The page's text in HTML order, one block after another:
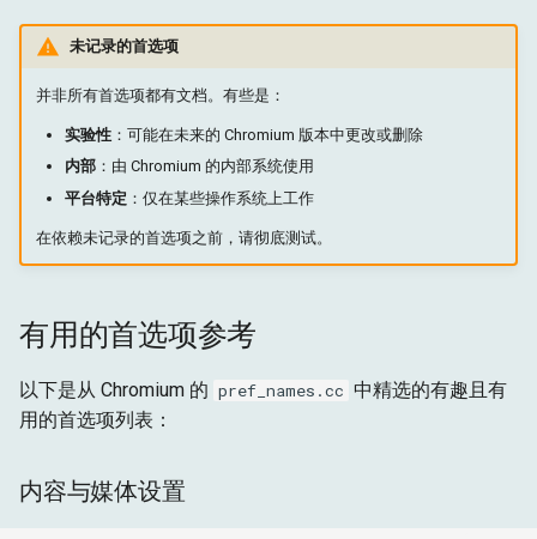
未记录的首选项
并非所有首选项都有文档。有些是：
实验性：可能在未来的 Chromium 版本中更改或删除
内部：由 Chromium 的内部系统使用
平台特定 ：仅在某些操作系统上工作
在依赖未记录的首选项之前，请彻底测试。
有用的首选项参考
以下是从 Chromium 的 pref_names.cc 中精选的有趣且有
用的首选项列表：
内容与媒体设置